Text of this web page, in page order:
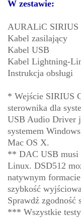
W zestawie:
AURALiC SIRIUS
Kabel zasilający
Kabel USB
Kabel Lightning-
Instrukcja obsługi
* Wejście SIRIUS
sterownika dla
USB Audio Driver
systemem
Mac OS X.
** DAC USB musi
Linux. DSD512
natywnym
szybkość
Sprawdź zgodność
*** Wszystkie